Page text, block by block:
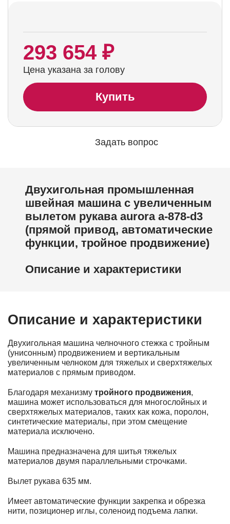
293 654 ₽
Цена указана за голову
Купить
Задать вопрос
Двухигольная промышленная
швейная машина с увеличенным
вылетом рукава aurora a-878-d3
(прямой привод, автоматические
функции, тройное продвижение)
Описание и характеристики
Описание и характеристики
Двухигольная машина челночного стежка с тройным
(унисонным) продвижением и вертикальным
увеличенным челноком для тяжелых и сверхтяжелых
материалов с прямым приводом.
Благодаря механизму тройного продвижения,
машина может использоваться для многослойных и
сверхтяжелых материалов, таких как кожа, поролон,
синтетические материалы, при этом смещение
материала исключено.
Машина предназначена для шитья тяжелых
материалов двумя параллельными строчками.
Вылет рукава 635 мм.
Имеет автоматические функции закрепка и обрезка
нити, позиционер иглы, соленоид подъема лапки.